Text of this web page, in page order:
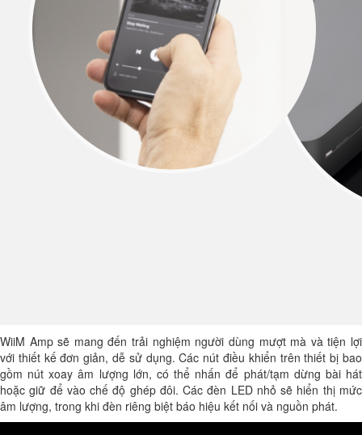
WiiM Amp sẽ mang đến trải nghiệm người dùng mượt mà và tiện lợi
với thiết kế đơn giản, dễ sử dụng. Các nút điều khiển trên thiết bị bao
gồm nút xoay âm lượng lớn, có thể nhấn để phát/tạm dừng bài hát
hoặc giữ để vào chế độ ghép đôi. Các đèn LED nhỏ sẽ hiển thị mức
âm lượng, trong khi đèn riêng biệt báo hiệu kết nối và nguồn phát.